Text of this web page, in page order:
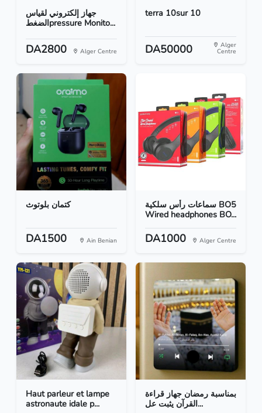
جهاز إلكتروني لقياس
الضغطpressure Monito...
DA2800 Alger Centre
terra 10sur 10
DA50000 Alger
Centre
كتمان بلوتوث
DA1500 Ain Benian
سماعات رأس سلكية BO5
Wired headphones BO...
DA1000 Alger Centre
Haut parleur et lampe
astronaute idale p...
بمناسبة رمضان جهاز قراءة
القرآن يثبت عل...